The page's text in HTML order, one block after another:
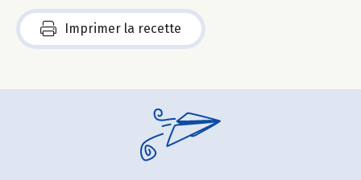
Imprimer la recette